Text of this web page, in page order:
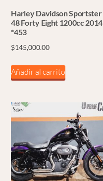
Harley Davidson Sportster
48 Forty Eight 1200cc 2014
*453
$145,000.00
Añadir al carrito